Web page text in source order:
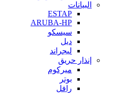
البيانات
ESTAP
ARUBA-HP
سيسكو
ديل
ليجراند
إنذار حريق
ميركوم
بوتر
رافل